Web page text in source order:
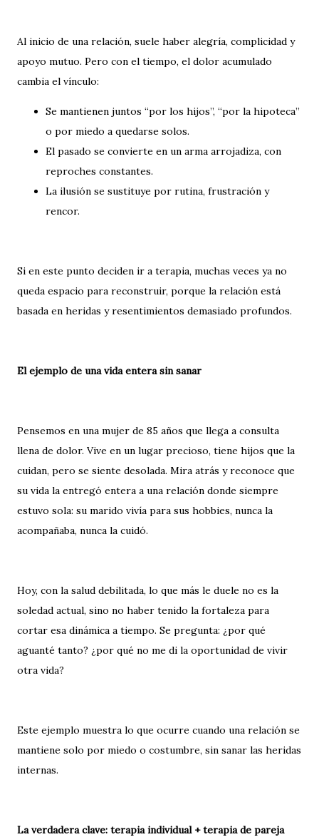
Al inicio de una relación, suele haber alegría, complicidad y
apoyo mutuo. Pero con el tiempo, el dolor acumulado
cambia el vínculo:
Se mantienen juntos “por los hijos”, “por la hipoteca”
o por miedo a quedarse solos.
El pasado se convierte en un arma arrojadiza, con
reproches constantes.
La ilusión se sustituye por rutina, frustración y
rencor.
Si en este punto deciden ir a terapia, muchas veces ya no
queda espacio para reconstruir, porque la relación está
basada en heridas y resentimientos demasiado profundos.
El ejemplo de una vida entera sin sanar
Pensemos en una mujer de 85 años que llega a consulta
llena de dolor. Vive en un lugar precioso, tiene hijos que la
cuidan, pero se siente desolada. Mira atrás y reconoce que
su vida la entregó entera a una relación donde siempre
estuvo sola: su marido vivía para sus hobbies, nunca la
acompañaba, nunca la cuidó.
Hoy, con la salud debilitada, lo que más le duele no es la
soledad actual, sino no haber tenido la fortaleza para
cortar esa dinámica a tiempo. Se pregunta: ¿por qué
aguanté tanto? ¿por qué no me di la oportunidad de vivir
otra vida?
Este ejemplo muestra lo que ocurre cuando una relación se
mantiene solo por miedo o costumbre, sin sanar las heridas
internas.
La verdadera clave: terapia individual + terapia de pareja